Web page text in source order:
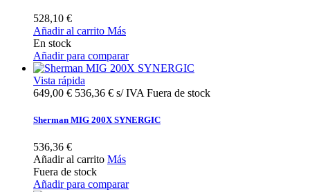
528,10 €
Añadir al carrito Más
En stock
Añadir para comparar
Vista rápida
649,00 € 536,36 € s/ IVA Fuera de stock
Sherman MIG 200X SYNERGIC
536,36 €
Añadir al carrito Más
Fuera de stock
Añadir para comparar